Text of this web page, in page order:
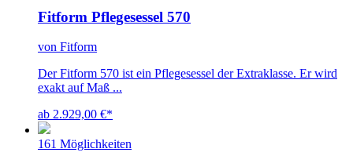
Fitform Pflegesessel 570
von Fitform
Der Fitform 570 ist ein Pflegesessel der Extraklasse. Er wird
exakt auf Maß ...
ab 2.929,00 €*
161 Möglichkeiten